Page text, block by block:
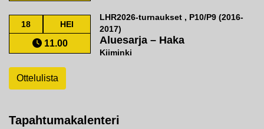
18 HEI
11.00
LHR2026-turnaukset , P10/P9 (2016-
2017)
Aluesarja – Haka
Kiiminki
Ottelulista
Tapahtumakalenteri